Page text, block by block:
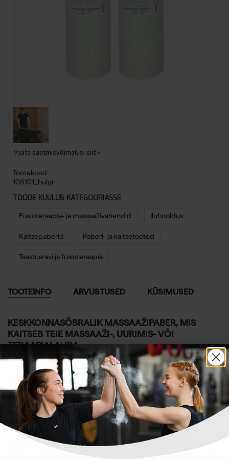
Vaata saatmisvõimalusi siit »
Tootekood:
106101_hulgi
TOODE KUULUB KATEGOORIASSE
Füsioteraapia- ja massaaživahendid Iluhooldus
Kaitsepaberid Paberi- ja kaitsetooted
Taastusravi ja füsioteraapia
TOOTEINFO ARVUSTUSED KÜSIMUSED
KESKKONNASÕBRALIK MASSAAŽIPABER, MIS
KAITSEB TEIE MASSAAŽI-, UURIMIS- VÕI
TERAAPIALAUDA.
2 rulli suurpakend
Massaažipaber, mis on spetsiaalselt mõeldud
massaažiterapeutidele ja füsioterapeutidele. See on
mitmeotstarbeline toode, mida kasutatakse kõige
sagedamini massaažilaual, et parandada puhtuse ja
hügieeni taset ning suurendada kliendi mugavust
massaaži ajal. See kaitseb lauda mustuse, õlide ja
kreemide eest. Lisaks hõlbustab aluspaberi mittekleepuv
pind kliendi liikumist ilma hõõrdumise ja vastupanuta. See